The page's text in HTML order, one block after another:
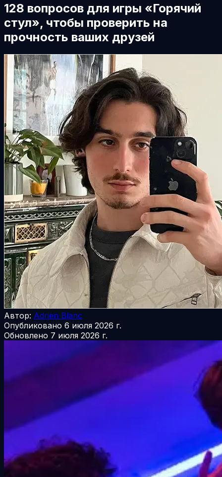
128 вопросов для игры «Горячий
стул», чтобы проверить на
прочность ваших друзей
Автор: Adrien Blanc
Опубликовано 6 июля 2026 г.
Обновлено 7 июля 2026 г.